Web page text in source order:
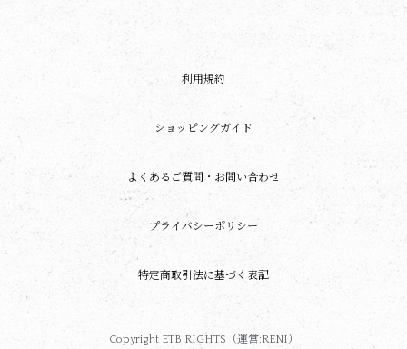
利用規約
ショッピングガイド
よくあるご質問・お問い合わせ
プライバシーポリシー
特定商取引法に基づく表記
Copyright ETB RIGHTS（運営:RENI）